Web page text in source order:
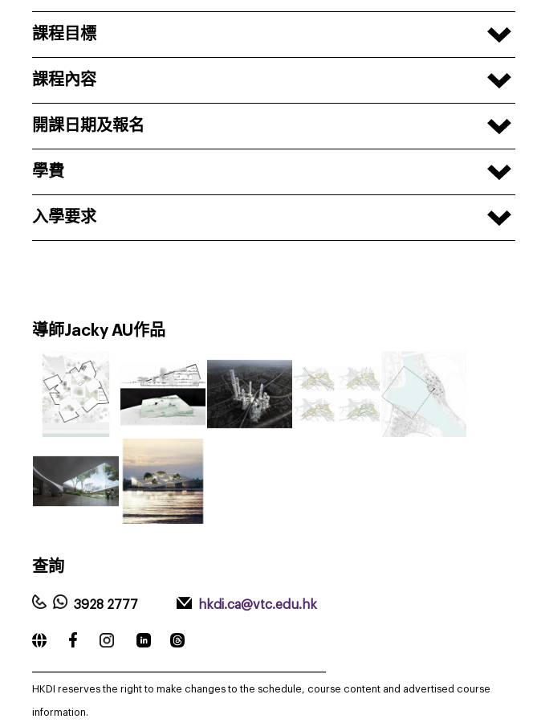
課程目標
課程內容
開課日期及報名
學費
入學要求
導師Jacky AU作品
查詢
3928 2777 hkdi.ca@vtc.edu.hk
HKDI reserves the right to make changes to the schedule, course content and advertised course
information.